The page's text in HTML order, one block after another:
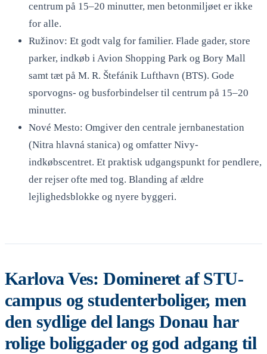
centrum på 15–20 minutter, men betonmiljøet er ikke
for alle.
Ružinov: Et godt valg for familier. Flade gader, store
parker, indkøb i Avion Shopping Park og Bory Mall
samt tæt på M. R. Štefánik Lufthavn (BTS). Gode
sporvogns- og busforbindelser til centrum på 15–20
minutter.
Nové Mesto: Omgiver den centrale jernbanestation
(Nitra hlavná stanica) og omfatter Nivy-
indkøbscentret. Et praktisk udgangspunkt for pendlere,
der rejser ofte med tog. Blanding af ældre
lejlighedsblokke og nyere byggeri.
Karlova Ves: Domineret af STU-
campus og studenterboliger, men
den sydlige del langs Donau har
rolige boliggader og god adgang til